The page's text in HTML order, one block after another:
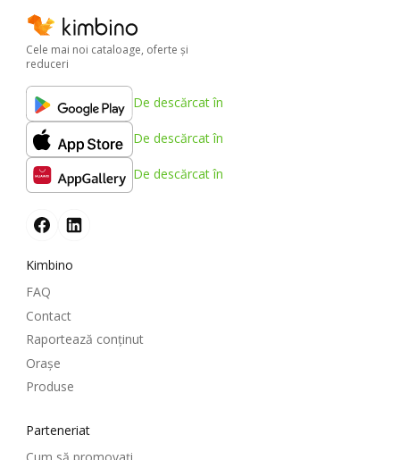
Cele mai noi cataloage, oferte şi
reduceri
De descărcat în
De descărcat în
De descărcat în
Kimbino
FAQ
Contact
Raportează conținut
Oraşe
Produse
Parteneriat